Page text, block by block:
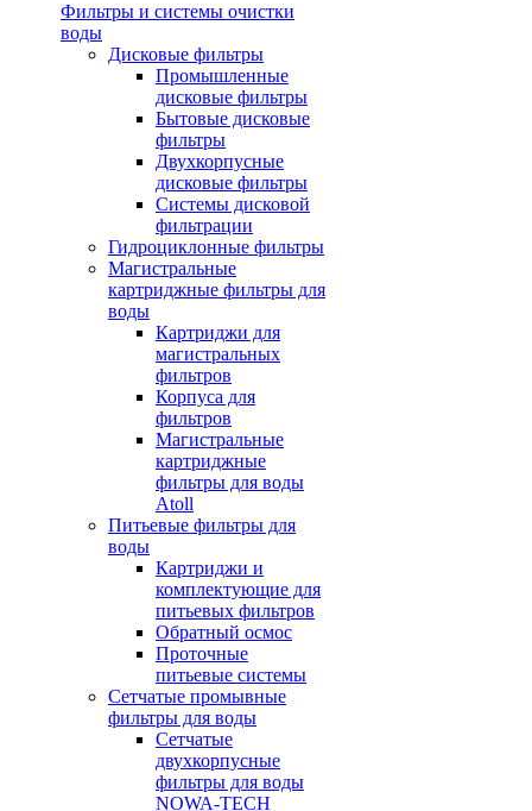
Фильтры и системы очистки
воды
Дисковые фильтры
Промышленные
дисковые фильтры
Бытовые дисковые
фильтры
Двухкорпусные
дисковые фильтры
Системы дисковой
фильтрации
Гидроциклонные фильтры
Магистральные
картриджные фильтры для
воды
Картриджи для
магистральных
фильтров
Корпуса для
фильтров
Магистральные
картриджные
фильтры для воды
Atoll
Питьевые фильтры для
воды
Картриджи и
комплектующие для
питьевых фильтров
Обратный осмос
Проточные
питьевые системы
Сетчатые промывные
фильтры для воды
Сетчатые
двухкорпусные
фильтры для воды
NOWA-TECH